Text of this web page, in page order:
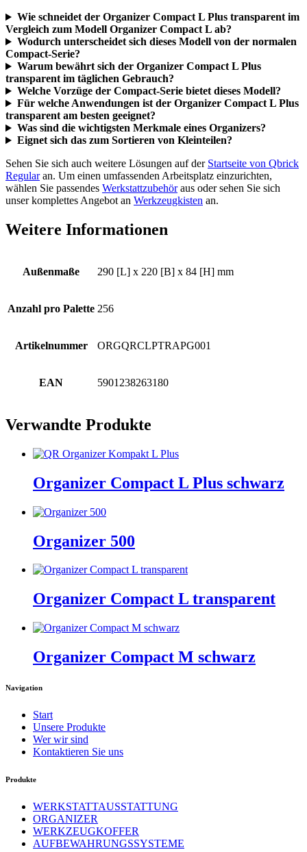
Wie schneidet der Organizer Compact L Plus transparent im
Vergleich zum Modell Organizer Compact L ab?
Wodurch unterscheidet sich dieses Modell von der normalen
Compact-Serie?
Warum bewährt sich der Organizer Compact L Plus
transparent im täglichen Gebrauch?
Welche Vorzüge der Compact-Serie bietet dieses Modell?
Für welche Anwendungen ist der Organizer Compact L Plus
transparent am besten geeignet?
Was sind die wichtigsten Merkmale eines Organizers?
Eignet sich das zum Sortieren von Kleinteilen?
Sehen Sie sich auch weitere Lösungen auf der Startseite von Qbrick
Regularan. Um einen umfassenden Arbeitsplatz einzurichten,
wählen Sie passendes Werkstattzubehöraus oder sehen Sie sich
unser komplettes Angebot an Werkzeugkisten an.
Weitere Informationen
Außenmaße 290 [L] x 220 [B] x 84 [H] mm
Anzahl pro Palette 256
Artikelnummer ORGQRCLPTRAPG001
EAN 5901238263180
Verwandte Produkte
Organizer Compact L Plus schwarz
Organizer 500
Organizer Compact L transparent
Organizer Compact M schwarz
Navigation
Start
Unsere Produkte
Wer wir sind
Kontaktieren Sie uns
Produkte
WERKSTATTAUSSTATTUNG
ORGANIZER
WERKZEUGKOFFER
AUFBEWAHRUNGSSYSTEME